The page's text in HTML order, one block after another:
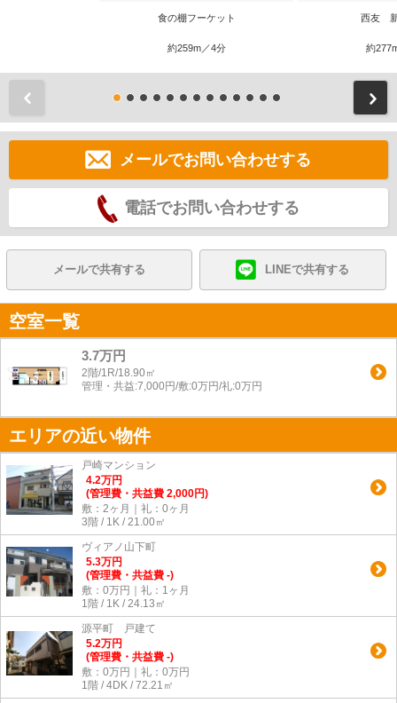
食の棚フーケット
約259m／4分
西友
約
メールでお問い合わせする
電話でお問い合わせする
メールで共有する LINEで共有する
空室一覧
3.7万円
2階/1R/18.90㎡
管理・共益:7,000円/敷:0万円/礼:0万円
エリアの近い物件
戸崎マンション
4.2万円
(管理費・共益費 2,000円)
敷：2ヶ月｜礼：0ヶ月
3階 / 1K / 21.00㎡
ヴィアノ山下町
5.3万円
(管理費・共益費 -)
敷：0万円｜礼：1ヶ月
1階 / 1K / 24.13㎡
源平町 戸建て
5.2万円
(管理費・共益費 -)
敷：0万円｜礼：0万円
1階 / 4DK / 72.21㎡